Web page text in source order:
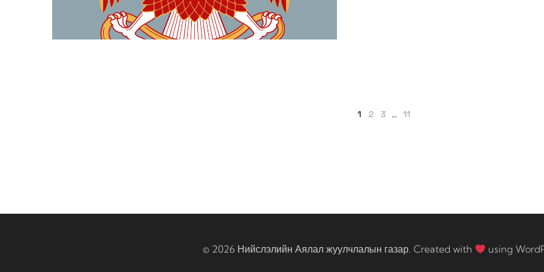
1 2 3 … 11
© 2026 Нийслэлийн Аялал жуулчлалын газар. Created with using